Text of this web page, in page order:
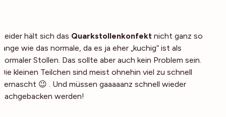
Leider hält sich das Quarkstollenkonfekt nicht ganz so
lange wie das normale, da es ja eher „kuchig“ ist als
normaler Stollen. Das sollte aber auch kein Problem sein.
Die kleinen Teilchen sind meist ohnehin viel zu schnell
vernascht 😉 . Und müssen gaaaaanz schnell wieder
nachgebacken werden!